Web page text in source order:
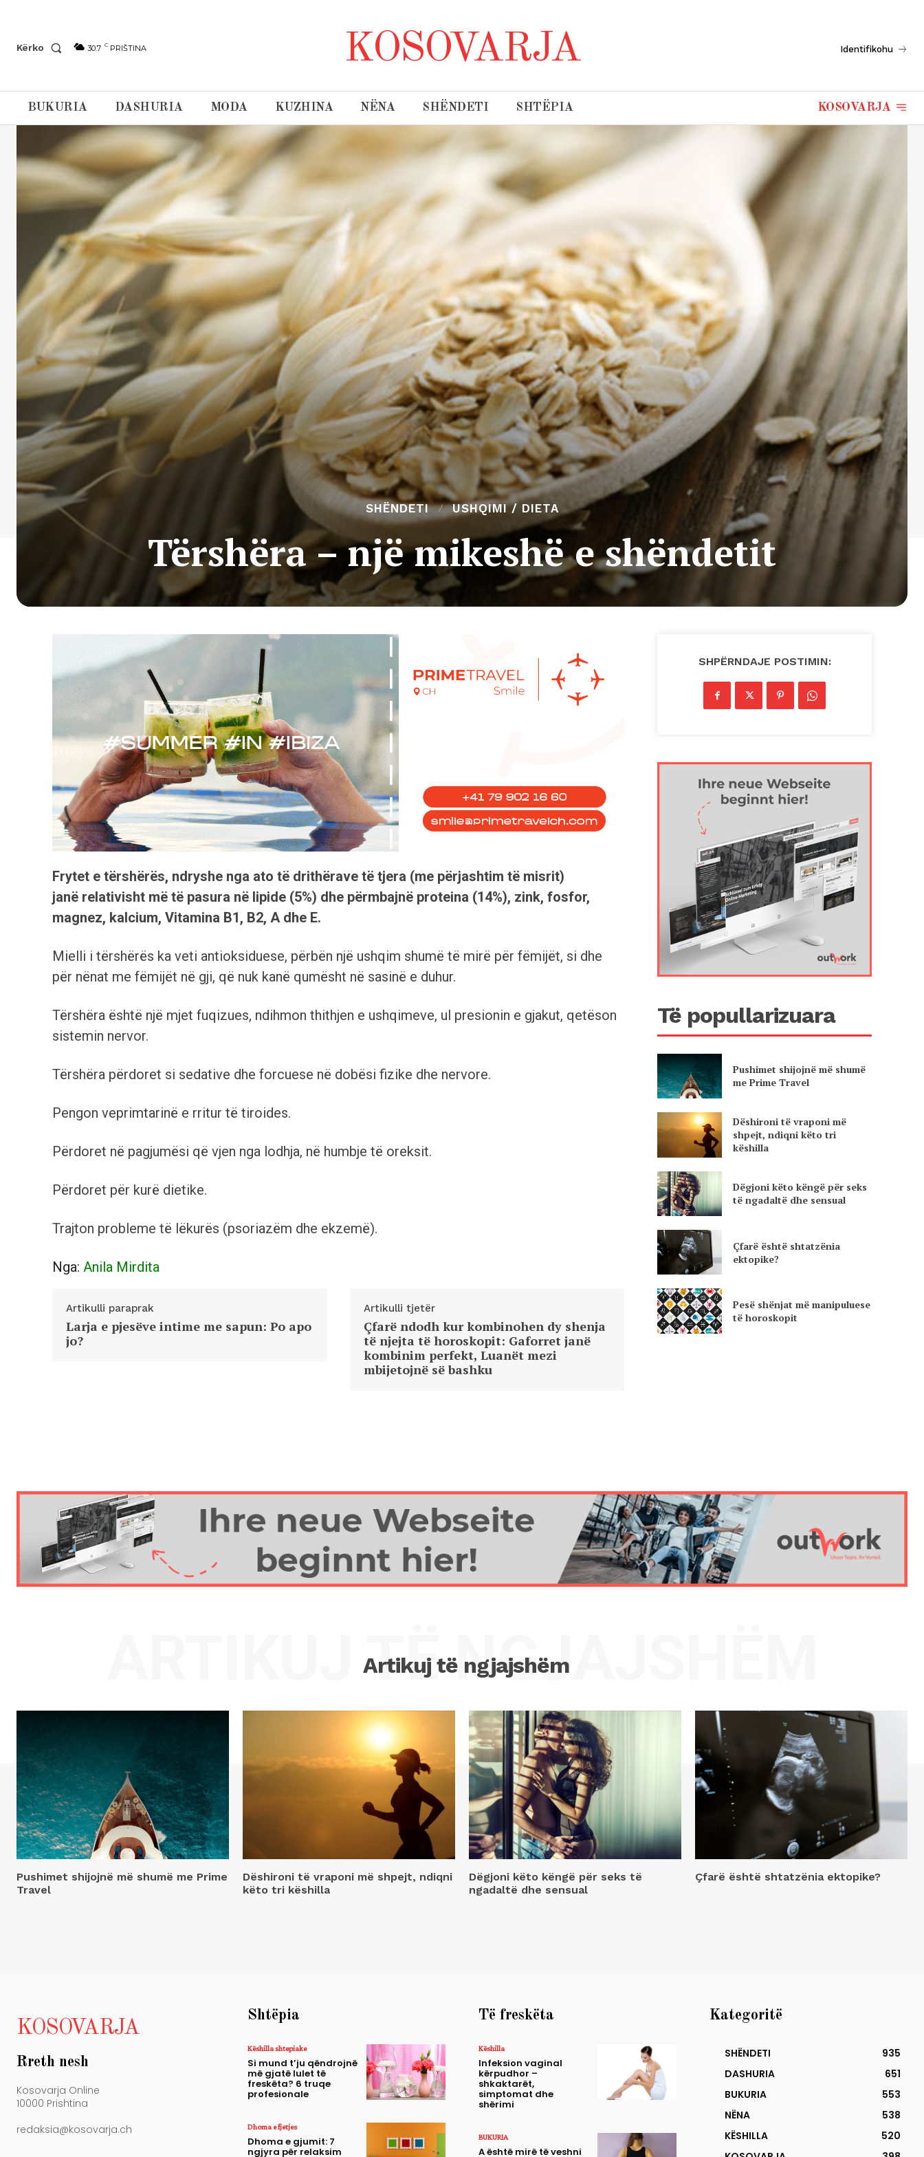
Kërko 30.7 C PRIŠTINA KOSOVARJA Identifikohu
BUKURIA DASHURIA MODA KUZHINA NËNA SHËNDETI SHTËPIA KOSOVARJA
SHËNDETI USHQIMI / DIETA
Tërshëra – një mikeshë e shëndetit
Frytet e tërshërës, ndryshe nga ato të drithërave të tjera (me përjashtim të misrit)
janë relativisht më të pasura në lipide (5%) dhe përmbajnë proteina (14%), zink, fosfor,
magnez, kalcium, Vitamina B1, B2, A dhe E.
Mielli i tërshërës ka veti antioksiduese, përbën një ushqim shumë të mirë për fëmijët, si dhe
për nënat me fëmijët në gji, që nuk kanë qumësht në sasinë e duhur.
Tërshëra është një mjet fuqizues, ndihmon thithjen e ushqimeve, ul presionin e gjakut, qetëson
sistemin nervor.
Tërshëra përdoret si sedative dhe forcuese në dobësi fizike dhe nervore.
Pengon veprimtarinë e rritur të tiroides.
Përdoret në pagjumësi që vjen nga lodhja, në humbje të oreksit.
Përdoret për kurë dietike.
Trajton probleme të lëkurës (psoriazëm dhe ekzemë).
Nga: Anila Mirdita
Artikulli paraprak
Larja e pjesëve intime me sapun: Po apo
jo?
Artikulli tjetër
Çfarë ndodh kur kombinohen dy shenja
të njejta të horoskopit: Gaforret janë
kombinim perfekt, Luanët mezi
mbijetojnë së bashku
SHPËRNDAJE POSTIMIN:
Të popullarizuara
Pushimet shijojnë më shumë
me Prime Travel
Dëshironi të vraponi më
shpejt, ndiqni këto tri
këshilla
Dëgjoni këto këngë për seks
të ngadaltë dhe sensual
Çfarë është shtatzënia
ektopike?
Pesë shënjat më manipuluese
të horoskopit
Artikuj të ngjajshëm
ARTIKUJ TË NGJAJSHËM
Pushimet shijojnë më shumë me Prime
Travel
Dëshironi të vraponi më shpejt, ndiqni
këto tri këshilla
Dëgjoni këto këngë për seks të
ngadaltë dhe sensual
Çfarë është shtatzënia ektopike?
KOSOVARJA
Rreth nesh
Kosovarja Online
10000 Prishtina
redaksia@kosovarja.ch
Shtëpia
Këshilla shtepiake
Si mund t’ju qëndrojnë
më gjatë lulet të
freskëta? 6 truqe
profesionale
Dhoma e fjetjes
Dhoma e gjumit: 7
ngjyra për relaksim
Të freskëta
Këshilla
Infeksion vaginal
kërpudhor –
shkaktarët,
simptomat dhe
shërimi
BUKURIA
A është mirë të veshni
Kategoritë
SHËNDETI
935
DASHURIA
651
BUKURIA
553
NËNA
538
KËSHILLA
520